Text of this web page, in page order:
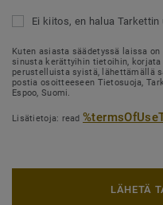
Ei kiitos, en halua
Kuten asiasta säädetyssä laissa
sinusta kerättyihin tietoihin,
perustelluista syistä, lähettämällä
postia osoitteeseen Tietosuoja,
Espoo, Suomi.
Lisätietoja: read
LÄHETÄ